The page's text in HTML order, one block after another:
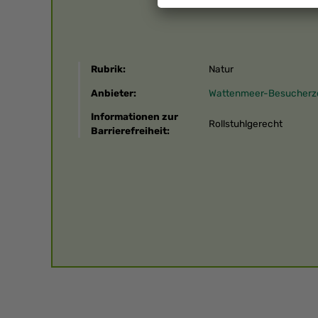
Rubrik: Natur
Anbieter: Wattenmeer-
Informationen zur
Barrierefreiheit:
Rollstuhlgerecht